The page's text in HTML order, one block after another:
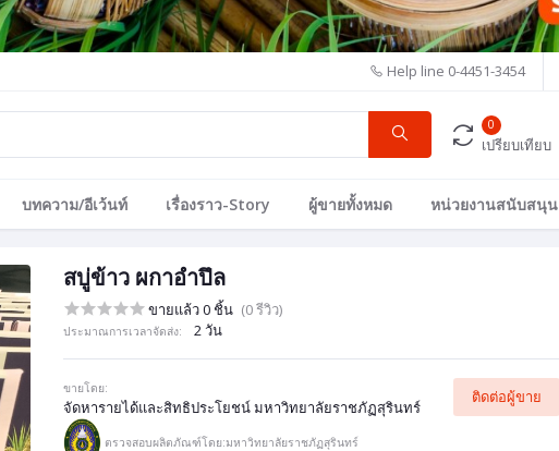
Help line 0-4451-3454
0
เปรียบเทียบ
บทความ/อีเว้นท์ เรื่องราว-Story ผู้ขายทั้งหมด หน่วยงานสนับสนุน
สบู่ข้าว ผกาอำปึล
ขายแล้ว 0 ชิ้น (0 รีวิว)
ประมาณการเวลาจัดส่ง: 2 วัน
ขายโดย:
จัดหารายได้และสิทธิประโยชน์ มหาวิทยาลัยราชภัฏสุรินทร์
ติดต่อผู้ขาย
ตรวจสอบผลิตภัณฑ์โดย:มหาวิทยาลัยราชภัฏสุรินทร์